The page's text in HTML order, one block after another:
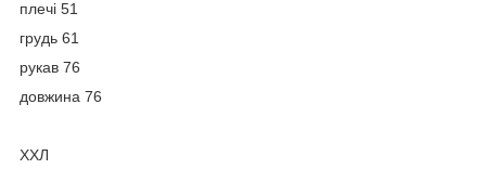
плечі 51
грудь 61
рукав 76
довжина 76
ХХЛ